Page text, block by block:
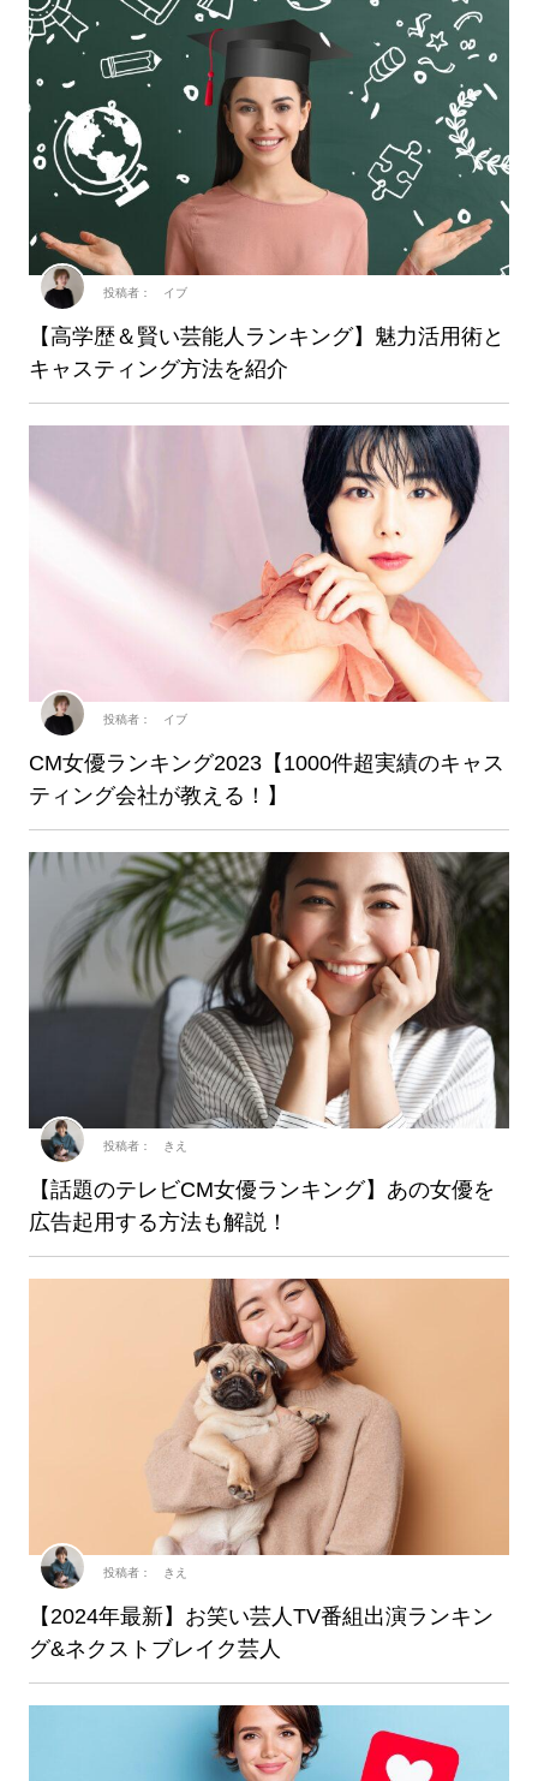
【高学歴＆賢い芸能人ランキング】魅力活用術と
キャスティング方法を紹介
投稿者： イブ
CM女優ランキング2023【1000件超実績のキャス
ティング会社が教える！】
投稿者： イブ
【話題のテレビCM女優ランキング】あの女優を
広告起用する方法も解説！
投稿者： きえ
【2024年最新】お笑い芸人TV番組出演ランキン
グ&ネクストブレイク芸人
投稿者： きえ